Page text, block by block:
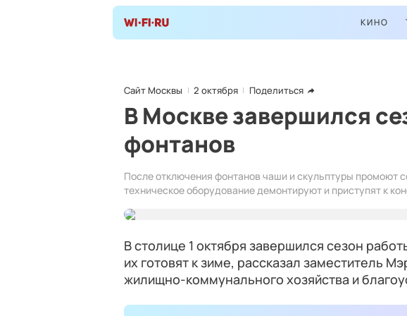
КИНО
Сайт Москвы 2 октября Поделиться
В Москве завершился
фонтанов
После отключения фонтанов чаши и скульптуры промоют
техническое оборудование демонтируют и приступят к
В столице 1 октября завершился сезон
их готовят к зиме, рассказал заместитель
жилищно-коммунального хозяйства и